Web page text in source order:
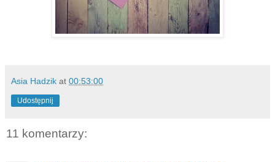
Asia Hadzik at 00:53:00
Udostępnij
11 komentarzy: